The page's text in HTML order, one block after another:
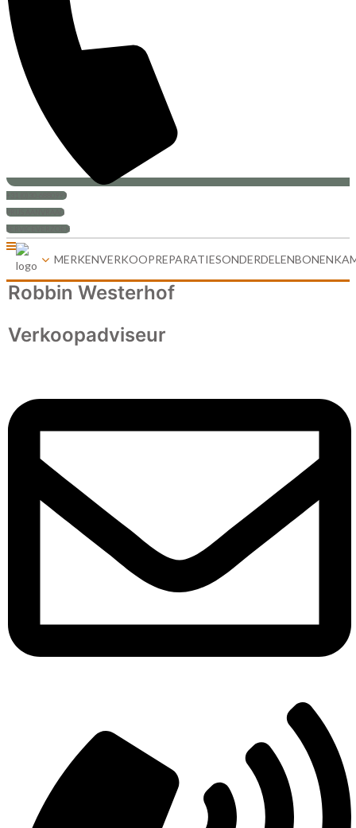
+31 (0)30-6880999
PRIJS AANVRAAG
SERVICEVERZOEK
MERKENVERKOOPREPARATIESONDERDELEN
Robbin Westerhof
Verkoopadviseur